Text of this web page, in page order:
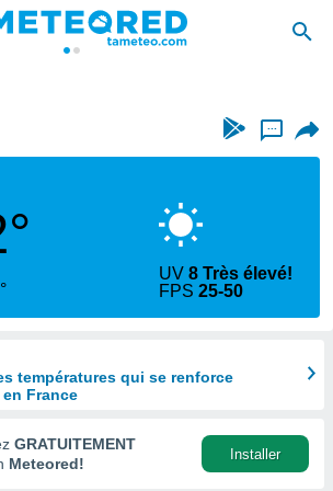
...
UV8 Très élevé!
FPS25-50
températures qui se renforce
France
GRATUITEMENT
Meteored!
Installer